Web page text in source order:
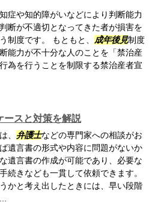
症や知的障がいなどにより判断能力
断が不適切となってきた者が損害を
制度です。 もともと、 成年後見制度
能力が不十分な人のことを「禁治産
為を行うことを制限する禁治産者宣
ースと対策を解説
、 弁護士などの専門家への相談がお
遺言書の形式や内容に問題がないか
遺言書の作成が可能であり、必要な
続きなども一貫して依頼できます。
かと考え出したときには、早い段階